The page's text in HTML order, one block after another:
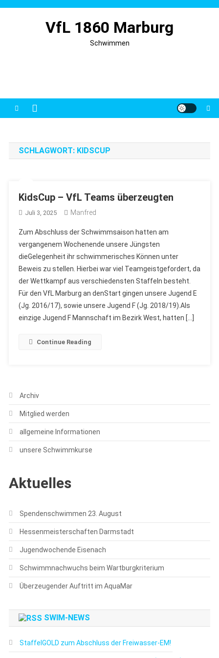
VfL 1860 Marburg
Schwimmen
SCHLAGWORT: KIDSCUP
KidsCup – VfL Teams überzeugten
Juli 3, 2025 Manfred
Zum Abschluss der Schwimmsaison hatten am
vergangenem Wochenende unsere Jüngsten
dieGelegenheit ihr schwimmerisches Können unter
Beweis zu stellen. Hierbei war viel Teamgeistgefordert, da
der Wettkampf aus verschiedensten Staffeln besteht.
Für den VfL Marburg an denStart gingen unsere Jugend E
(Jg. 2016/17), sowie unsere Jugend F (Jg. 2018/19).Als
einzige Jugend F Mannschaft im Bezirk West, hatten […]
Continue Reading
Archiv
Mitglied werden
allgemeine Informationen
unsere Schwimmkurse
Aktuelles
Spendenschwimmen 23. August
Hessenmeisterschaften Darmstadt
Jugendwochende Eisenach
Schwimmnachwuchs beim Wartburgkriterium
Überzeugender Auftritt im AquaMar
SWIM-NEWS
StaffelGOLD zum Abschluss der Freiwasser-EM!